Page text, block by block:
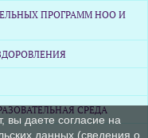
ПРОГРАММ НОО И
СРЕДА
вы даете согласие на
данных (сведения о